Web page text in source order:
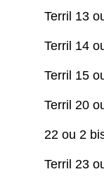
Terril 13
Terril 14
Terril 15
Terril 20
22 ou 2
Terril 23